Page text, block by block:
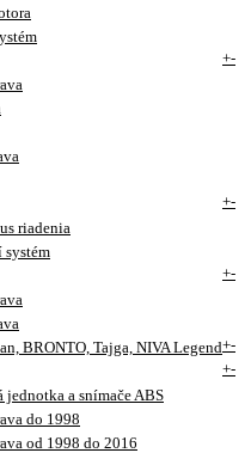
+-
+-
riadenia
systém
+-
BRONTO, Tajga, NIVA Legend+-
+-
a snímače ABS
do 1998
od 1998 do 2016